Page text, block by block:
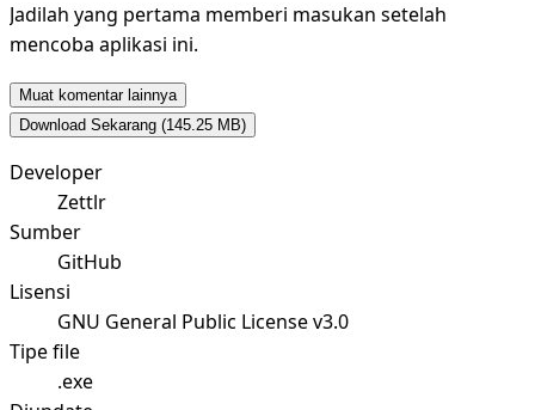
Jadilah yang pertama memberi masukan setelah
mencoba aplikasi ini.
Muat komentar lainnya
Download Sekarang (145.25 MB)
Developer
Zettlr
Sumber
GitHub
Lisensi
GNU General Public License v3.0
Tipe file
.exe